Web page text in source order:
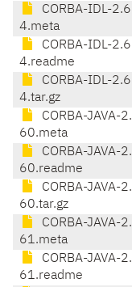
CORBA-IDL-2.6
4.meta
CORBA-IDL-2.6
4.readme
CORBA-IDL-2.6
4.tar.gz
CORBA-JAVA-2.
60.meta
CORBA-JAVA-2.
60.readme
CORBA-JAVA-2.
60.tar.gz
CORBA-JAVA-2.
61.meta
CORBA-JAVA-2.
61.readme